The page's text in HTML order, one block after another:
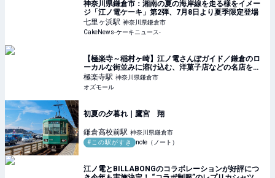
神奈川県鎌倉市：湘南の夏の海岸線を走る様をイメー
ジ「江ノ電ケーキ」第2弾、7月8日より夏季限定登場
七里ヶ浜駅 神奈川県鎌倉市
CakeNews-ケーキニュース-
【極楽寺～稲村ヶ崎】江ノ電さんぽガイド／鎌倉のロ
ーカルな街並みに溶け込む、洋菓子店などの名店を発
見 - OZmall
極楽寺駅 神奈川県鎌倉市
オズモール
初夏の夕暮れ｜鷹宮 翔
鎌倉高校前駅 神奈川県鎌倉市
#この駅がすき
note（ノート）
江ノ電とBILLABONGのコラボレーションが好評につ